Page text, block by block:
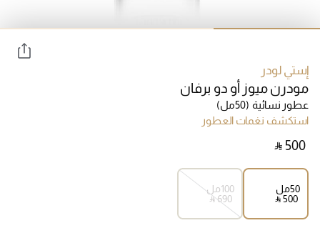
إستي لودر
مودرن ميوز أو دو برفان
عطور نسائية (50مل)
استكشف نغمات العطور
‎ ⃁ ⁦500⁩ ‎
50مل
‎ ⃁ ⁦500⁩ ‎
100مل
‎ ⃁ ⁦690⁩ ‎